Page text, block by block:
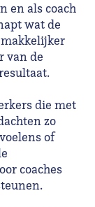
en als coach
wat de
makkelijker
van de
die met
zo
of
coaches